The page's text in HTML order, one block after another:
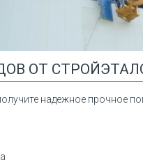
ОТ
надежное прочное